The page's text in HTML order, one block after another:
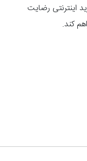
اینترنتی رضایت
کند.